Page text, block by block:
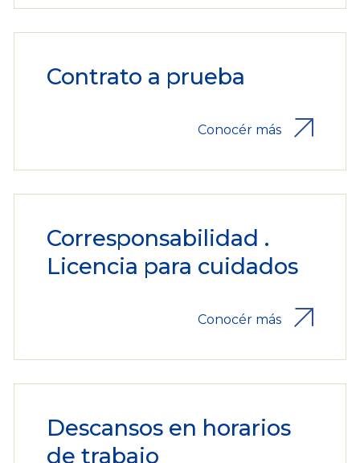
Contrato a prueba
Conocér más
Corresponsabilidad .
Licencia para cuidados
Conocér más
Descansos en horarios
de trabajo